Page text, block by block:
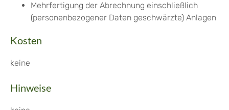
Mehrfertigung der Abrechnung einschließlich
(personenbezogener Daten geschwärzte) Anlagen
Kosten
keine
Hinweise